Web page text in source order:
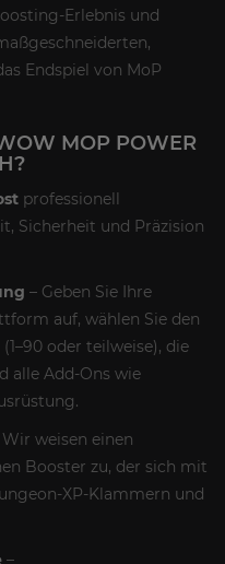
Erlebnis und
Endspiel von MoP
MOP POWER
professionell
Sicherheit und Präzision
– Geben Sie Ihre
auf, wählen Sie den
oder teilweise), die
alle Add-Ons wie
Wir weisen einen
Booster zu, der sich mit
XP-Klammern und
–